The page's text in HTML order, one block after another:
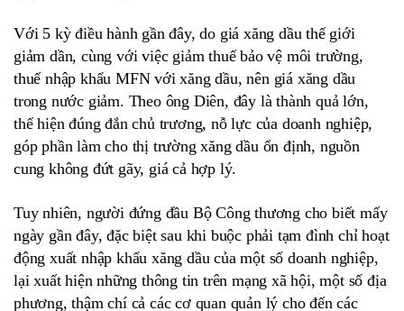
Với 5 kỳ điều hành gần đây, do giá xăng dầu thế giới
giảm dần, cùng với việc giảm thuế bảo vệ môi trường,
thuế nhập khẩu MFN với xăng dầu, nên giá xăng dầu
trong nước giảm. Theo ông Diên, đây là thành quả lớn,
thể hiện đúng đắn chủ trương, nỗ lực của doanh nghiệp,
góp phần làm cho thị trường xăng dầu ổn định, nguồn
cung không đứt gãy, giá cả hợp lý.
Tuy nhiên, người đứng đầu Bộ Công thương cho biết mấy
ngày gần đây, đặc biệt sau khi buộc phải tạm đình chỉ hoạt
động xuất nhập khẩu xăng dầu của một số doanh nghiệp,
lại xuất hiện những thông tin trên mạng xã hội, một số địa
phương, thậm chí cả các cơ quan quản lý cho đến các